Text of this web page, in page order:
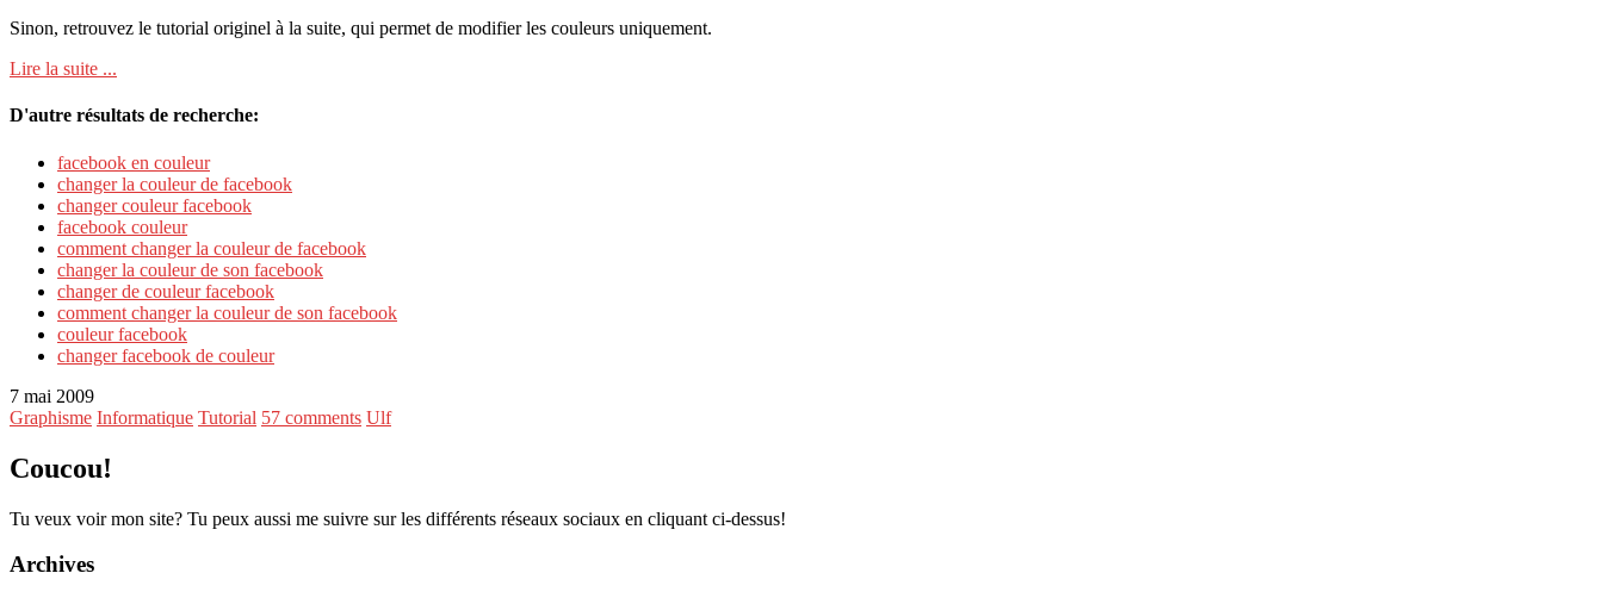
Sinon, retrouvez le tutorial originel à la suite, qui permet de modifier les couleurs uniquement.
Lire la suite ...
D'autre résultats de recherche:
facebook en couleur
changer la couleur de facebook
changer couleur facebook
facebook couleur
comment changer la couleur de facebook
changer la couleur de son facebook
changer de couleur facebook
comment changer la couleur de son facebook
couleur facebook
changer facebook de couleur
7 mai 2009
Graphisme Informatique Tutorial 57 comments Ulf
Coucou!
Tu veux voir mon site? Tu peux aussi me suivre sur les différents réseaux sociaux en cliquant ci-dessus!
Archives